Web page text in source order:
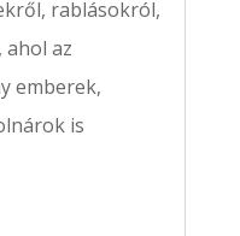
rablásokról,
az
emberek,
is